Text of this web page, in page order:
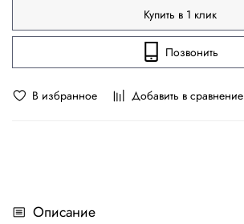
В избранное Добавить в сравнение
Купить в 1 клик
Позвонить
Описание